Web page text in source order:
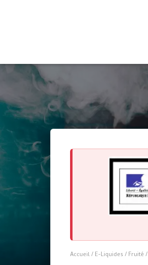
Accueil/ E-Liquides / Fruité /